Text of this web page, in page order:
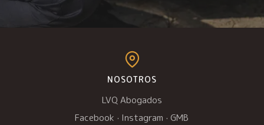
NOSOTROS
LVQ Abogados
Facebook · Instagram · GMB